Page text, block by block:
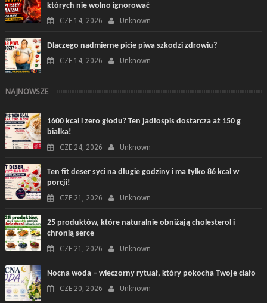
których nie wolno ignorować
CZE 14, 2026 Unknown
Dlaczego nadmierne picie piwa szkodzi zdrowiu?
CZE 14, 2026 Unknown
NAJNOWSZE
1600 kcal i zero głodu? Ten jadłospis dostarcza aż 150 g
białka!
CZE 24, 2026 Unknown
Ten fit deser syci na długie godziny i ma tylko 86 kcal w
porcji!
CZE 21, 2026 Unknown
25 produktów, które naturalnie obniżają cholesterol i
chronią serce
CZE 21, 2026 Unknown
Nocna woda – wieczorny rytuał, który pokocha Twoje ciało
CZE 20, 2026 Unknown